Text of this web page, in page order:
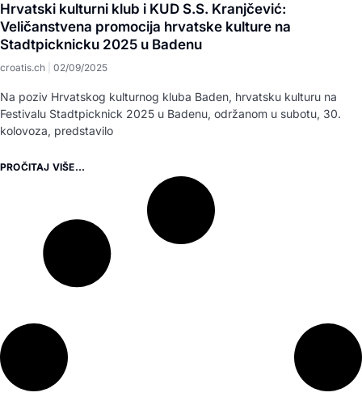
Hrvatski kulturni klub i KUD S.S. Kranjčević:
Veličanstvena promocija hrvatske kulture na
Stadtpicknicku 2025 u Badenu
croatis.ch 02/09/2025
Na poziv Hrvatskog kulturnog kluba Baden, hrvatsku kulturu na
Festivalu Stadtpicknick 2025 u Badenu, održanom u subotu, 30.
kolovoza, predstavilo
PROČITAJ VIŠE...